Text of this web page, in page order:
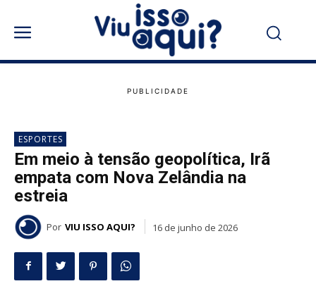
ESPORTES
Em meio à tensão geopolítica, Irã
empata com Nova Zelândia na
estreia
Por VIU ISSO AQUI? 16 de junho de 2026